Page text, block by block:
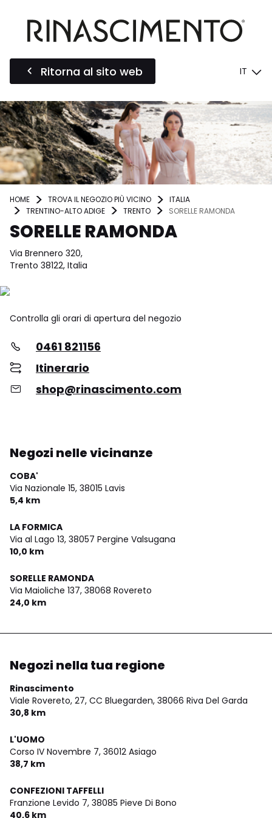
Ritorna al sito web IT
HOME TROVA IL NEGOZIO PIÙ VICINO
ITALIA
TRENTINO-ALTO ADIGE
TRENTO SORELLE RAMONDA
SORELLE RAMONDA
Via Brennero 320,
Trento 38122, Italia
Controlla gli orari di apertura del negozio
0461 821156
Itinerario
shop@rinascimento.com
Negozi nelle vicinanze
COBA'
Via Nazionale 15, 38015 Lavis
5,4 km
LA FORMICA
Via al Lago 13, 38057 Pergine Valsugana
10,0 km
SORELLE RAMONDA
Via Maioliche 137, 38068 Rovereto
24,0 km
Negozi nella tua regione
Rinascimento
Viale Rovereto, 27, CC Bluegarden, 38066 Riva Del Garda
30,8 km
L'UOMO
Corso IV Novembre 7, 36012 Asiago
38,7 km
CONFEZIONI TAFFELLI
Franzione Levido 7, 38085 Pieve Di Bono
40,6 km